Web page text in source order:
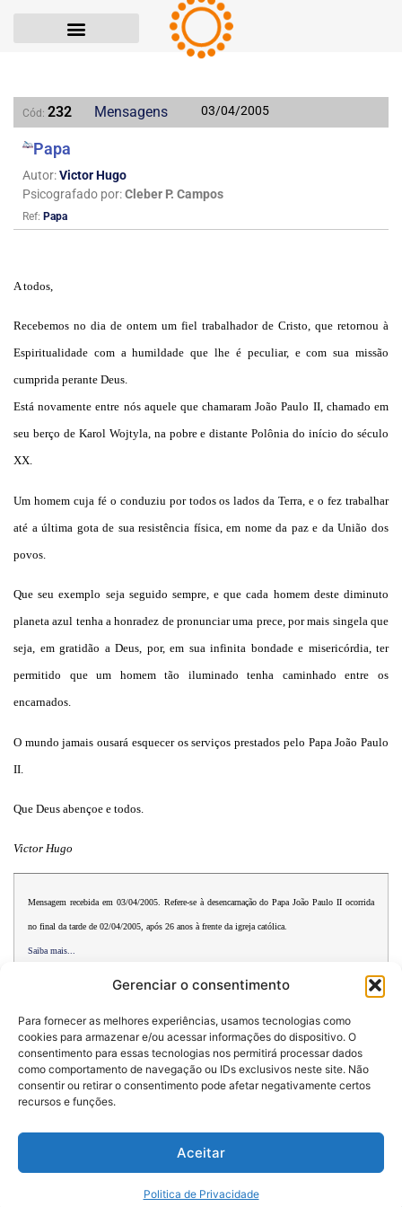
Gerenciar o consentimento
Para fornecer as melhores experiências, usamos tecnologias como
cookies para armazenar e/ou acessar informações do dispositivo. O
consentimento para essas tecnologias nos permitirá processar dados
como comportamento de navegação ou IDs exclusivos neste site. Não
consentir ou retirar o consentimento pode afetar negativamente certos
recursos e funções.
Aceitar
Politica de Privacidade
Cód: 232 Mensagens 03/04/2005
Papa
Autor:Victor Hugo
Psicografado por:Cleber P. Campos
Ref: Papa
A todos,
Recebemos no dia de ontem um fiel trabalhador de Cristo, que retornou à
Espiritualidade com a humildade que lhe é peculiar, e com sua missão
cumprida perante Deus.
Está novamente entre nós aquele que chamaram João Paulo II, chamado em
seu berço de Karol Wojtyla, na pobre e distante Polônia do início do século
XX.
Um homem cuja fé o conduziu por todos os lados da Terra, e o fez trabalhar
até a última gota de sua resistência física, em nome da paz e da União dos
povos.
Que seu exemplo seja seguido sempre, e que cada homem deste diminuto
planeta azul tenha a honradez de pronunciar uma prece, por mais singela que
seja, em gratidão a Deus, por, em sua infinita bondade e misericórdia, ter
permitido que um homem tão iluminado tenha caminhado entre os
encarnados.
O mundo jamais ousará esquecer os serviços prestados pelo Papa João Paulo
II.
Que Deus abençoe e todos.
Victor Hugo
Mensagem recebida em 03/04/2005. Refere-se à desencarnação do Papa João Paulo II ocorrida
no final da tarde de 02/04/2005, após 26 anos à frente da igreja católica.
Saiba mais...
Vozes do Caminho - Todos os Direitos Reservados